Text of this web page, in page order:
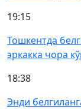
19:15
Тошкентда
эркакка чора
18:38
Энди